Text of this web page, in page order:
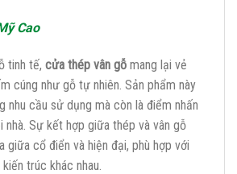
Cao
tinh tế, cửa thép vân gỗ mang lại vẻ
cúng như gỗ tự nhiên. Sản phẩm này
nhu cầu sử dụng mà còn là điểm nhấn
nhà. Sự kết hợp giữa thép và vân gỗ
giữa cổ điển và hiện đại, phù hợp với
trúc khác nhau.